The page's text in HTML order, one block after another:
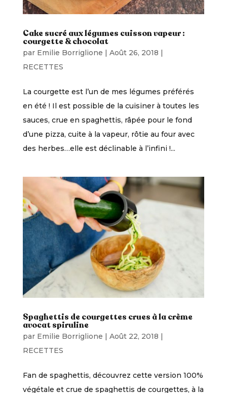
Cake sucré aux légumes cuisson vapeur :
courgette & chocolat
par Emilie Borriglione | Août 26, 2018 |
RECETTES
La courgette est l’un de mes légumes préférés
en été ! Il est possible de la cuisiner à toutes les
sauces, crue en spaghettis, râpée pour le fond
d’une pizza, cuite à la vapeur, rôtie au four avec
des herbes…elle est déclinable à l’infini !...
Spaghettis de courgettes crues à la crème
avocat spiruline
par Emilie Borriglione | Août 22, 2018 |
RECETTES
Fan de spaghettis, découvrez cette version 100%
végétale et crue de spaghettis de courgettes, à la